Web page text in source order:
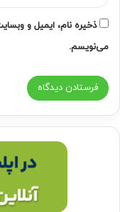
ذخیره نام، ایمیل و
می‌نویسم.